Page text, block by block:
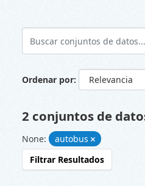
Ordenar por
2 conjuntos de
None:
autobus
Filtrar Resultados